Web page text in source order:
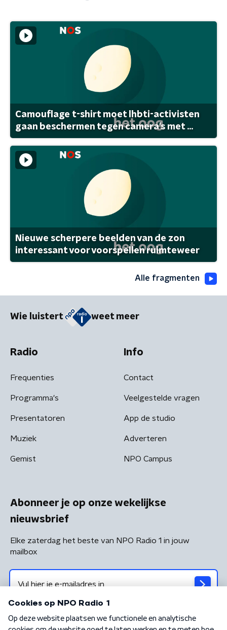
Camouflage t-shirt moet lhbti-activisten
gaan beschermen tegen camera's met ...
Nieuwe scherpere beelden van de zon
interessant voor voorspellen ruimteweer
Alle fragmenten
Wie luistert weet meer
Radio
Frequenties
Programma's
Presentatoren
Muziek
Gemist
Info
Contact
Veelgestelde vragen
App de studio
Adverteren
NPO Campus
Abonneer je op onze wekelijkse
nieuwsbrief
Elke zaterdag het beste van NPO Radio 1 in jouw
mailbox